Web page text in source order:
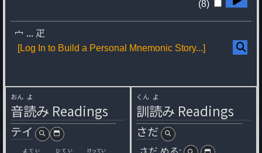
宀 ... 疋
(8)
[Log In to Build a Personal Mnemonic Story...]
音
おん
読
よ
み Readings
テイ
よてい ひてい けってい
訓
くん
読
よ
み Readings
さだ